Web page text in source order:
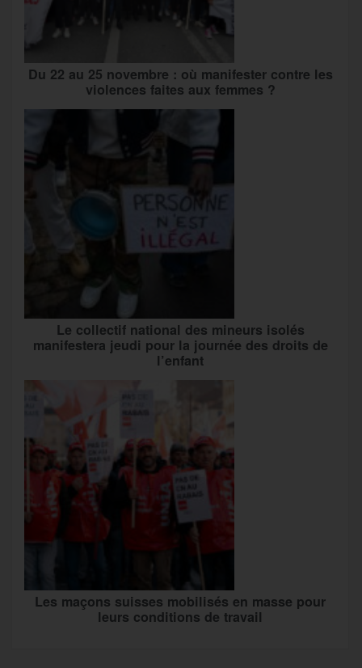
Du 22 au 25 novembre : où manifester contre les
violences faites aux femmes ?
Le collectif national des mineurs isolés
manifestera jeudi pour la journée des droits de
l’enfant
Les maçons suisses mobilisés en masse pour
leurs conditions de travail